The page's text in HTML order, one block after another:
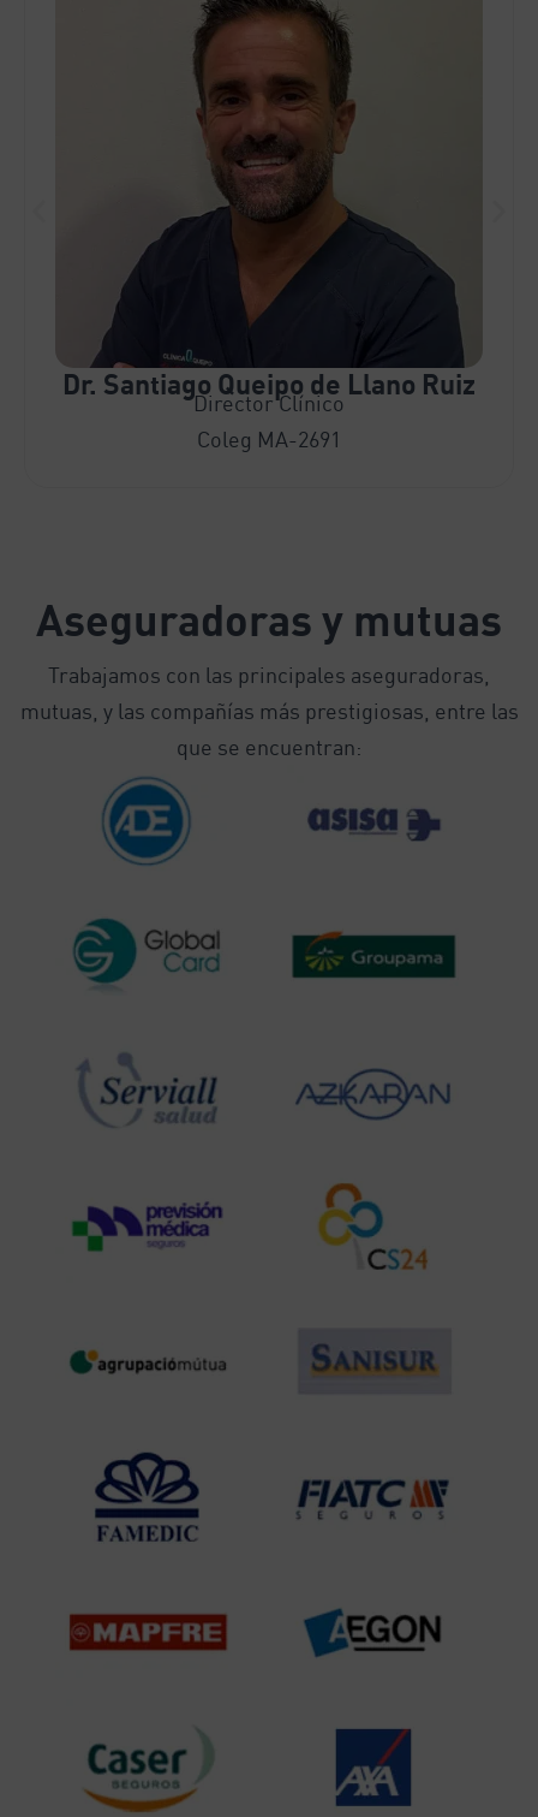
Dr. Santiago Queipo de Llano Ruiz
Director Clínico
Coleg MA-2691
Aseguradoras y mutuas
Trabajamos con las principales aseguradoras,
mutuas, y las compañías más prestigiosas, entre las
que se encuentran: